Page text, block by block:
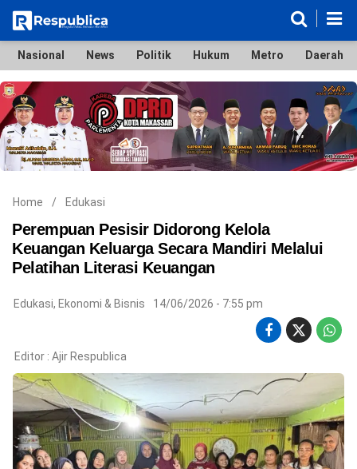
Nasional
News
Politik
Hukum
Metro
Daerah
Ekonomi & Bisnis
Lifestyle
Otomotif
Bola & Sport
Edukasi
Tokoh
Hiburan
2026
Reserved
Nasional News Politik Hukum Metro Daerah
Home / Edukasi
Perempuan Pesisir Didorong Kelola
Keuangan Keluarga Secara Mandiri Melalui
Pelatihan Literasi Keuangan
Edukasi, Ekonomi & Bisnis 14/06/2026 - 7:55 pm
Editor : Ajir Respublica